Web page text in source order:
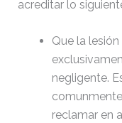
acreditar lo
Que la
negligente.
reclamar en